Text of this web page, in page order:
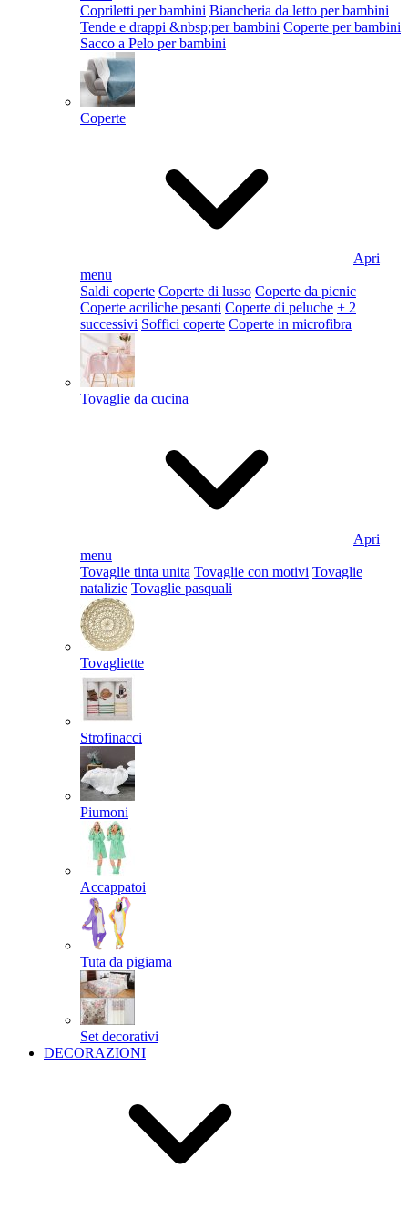
Copriletti per bambini Biancheria da letto per bambini
Tende e drappi &nbsp;per bambini Coperte per bambini
Sacco a Pelo per bambini
Coperte
Apri
menu
Saldi coperte Coperte di lusso Coperte da picnic
Coperte acriliche pesanti Coperte di peluche + 2
successivi Soffici coperte Coperte in microfibra
Tovaglie da cucina
Apri
menu
Tovaglie tinta unita Tovaglie con motivi Tovaglie
natalizie Tovaglie pasquali
Tovagliette
Strofinacci
Piumoni
Accappatoi
Tuta da pigiama
Set decorativi
DECORAZIONI